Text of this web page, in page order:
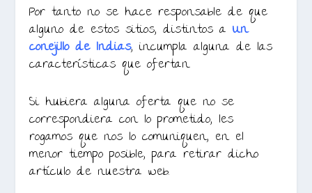
Por tanto no se hace responsable de que
alguno de estos sitios, distintos aUn
conejillo de Indias, incumpla alguna de las
características que ofertan.
Si hubiera alguna oferta que no se
correspondiera con lo prometido, les
rogamos que nos lo comuniquen, en el
menor tiempo posible, para retirar dicho
artículo de nuestra web.